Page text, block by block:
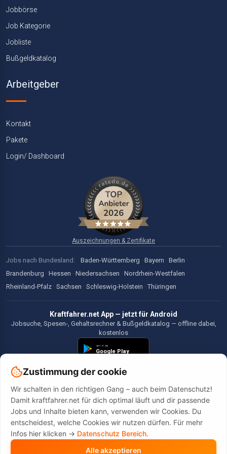
Jobbörse
Job Kategorie
Jobliste
Bußgeldkatalog
Arbeitgeber
Kontakt
Pakete
Login/ Dashboard
Auszeichnungen & Zertifikate
Jobs nach Bundesland: Baden-Württemberg · Bayern · Berlin ·
Brandenburg · Hessen · Niedersachsen · Nordrhein-Westfalen ·
Rheinland-Pfalz · Sachsen · Schleswig-Holstein · Thüringen
Kraftfahrer.net App — jetzt für Android
Jobsuche, Spesen-, Gehaltsrechner & Bußgeldkatalog — offline dabei,
kostenlos
©2026 Kraftfahrer.net. Alle Rechte vorbehalten.
Zustimmung der cookie
Wir schalten in den richtigen Gang – auch beim Datenschutz!
Damit kraftfahrer.net für dich optimal läuft und dir passende
Jobs und Inhalte bieten kann, verwenden wir Cookies. Du
entscheidest, welche Cookies wir nutzen dürfen. Für mehr
Infos hier klicken -> Datenschutz Bereich.
Alle akzeptieren